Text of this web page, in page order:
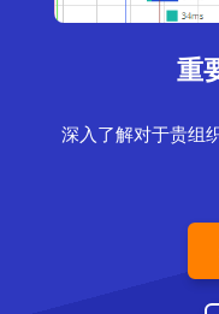
重
深入了解对于贵组